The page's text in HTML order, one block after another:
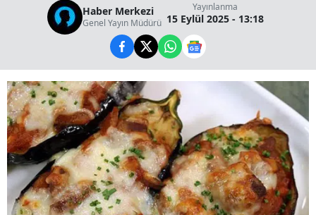
Haber Merkezi
Genel Yayın Müdürü
Yayınlanma
15 Eylül 2025 - 13:18